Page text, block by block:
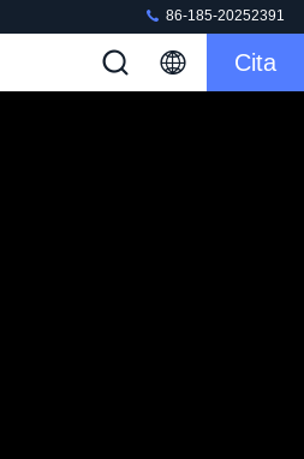
86-185-20252391
Cita